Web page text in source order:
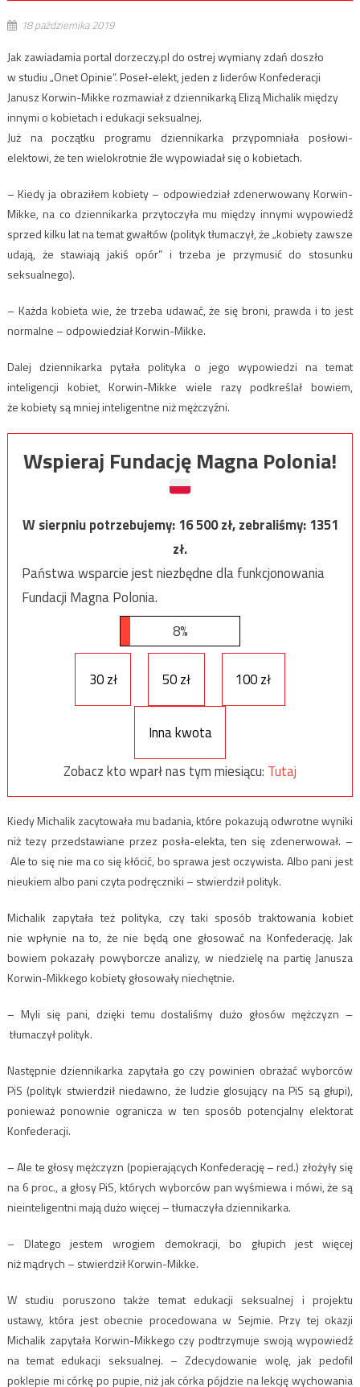
18 października 2019
Jak zawiadamia portal dorzeczy.pl do ostrej wymiany zdań doszło
w studiu „Onet Opinie”. Poseł-elekt, jeden z liderów Konfederacji
Janusz Korwin-Mikke rozmawiał z dziennikarką Elizą Michalik między
innymi o kobietach i edukacji seksualnej.
Już na początku programu dziennikarka przypomniała posłowi-
elektowi, że ten wielokrotnie źle wypowiadał się o kobietach.
– Kiedy ja obraziłem kobiety – odpowiedział zdenerwowany Korwin-
Mikke, na co dziennikarka przytoczyła mu między innymi wypowiedź
sprzed kilku lat na temat gwałtów (polityk tłumaczył, że „kobiety zawsze
udają, że stawiają jakiś opór” i trzeba je przymusić do stosunku
seksualnego).
– Każda kobieta wie, że trzeba udawać, że się broni, prawda i to jest
normalne – odpowiedział Korwin-Mikke.
Dalej dziennikarka pytała polityka o jego wypowiedzi na temat
inteligencji kobiet, Korwin-Mikke wiele razy podkreślał bowiem,
że kobiety są mniej inteligentne niż mężczyźni.
Wspieraj Fundację Magna Polonia!
W sierpniu potrzebujemy:16 500zł, zebraliśmy:1351
zł.
Państwa wsparcie jest niezbędne dla funkcjonowania
Fundacji Magna Polonia.
8%
30 zł 50 zł 100 zł
Inna kwota
Zobacz kto wparł nas tym miesiącu: Tutaj
Kiedy Michalik zacytowała mu badania, które pokazują odwrotne wyniki
niż tezy przedstawiane przez posła-elekta, ten się zdenerwował. –
Ale to się nie ma co się kłócić, bo sprawa jest oczywista. Albo pani jest
nieukiem albo pani czyta podręczniki – stwierdził polityk.
Michalik zapytała też polityka, czy taki sposób traktowania kobiet
nie wpłynie na to, że nie będą one głosować na Konfederację. Jak
bowiem pokazały powyborcze analizy, w niedzielę na partię Janusza
Korwin-Mikkego kobiety głosowały niechętnie.
– Myli się pani, dzięki temu dostaliśmy dużo głosów mężczyzn –
tłumaczył polityk.
Następnie dziennikarka zapytała go czy powinien obrażać wyborców
PiS (polityk stwierdził niedawno, że ludzie glosujący na PiS są głupi),
ponieważ ponownie ogranicza w ten sposób potencjalny elektorat
Konfederacji.
– Ale te głosy mężczyzn (popierających Konfederację – red.) złożyły się
na 6 proc., a głosy PiS, których wyborców pan wyśmiewa i mówi, że są
nieinteligentni mają dużo więcej – tłumaczyła dziennikarka.
– Dlatego jestem wrogiem demokracji, bo głupich jest więcej
niż mądrych – stwierdził Korwin-Mikke.
W studiu poruszono także temat edukacji seksualnej i projektu
ustawy, która jest obecnie procedowana w Sejmie. Przy tej okazji
Michalik zapytała Korwin-Mikkego czy podtrzymuje swoją wypowiedź
na temat edukacji seksualnej. – Zdecydowanie wolę, jak pedofil
poklepie mi córkę po pupie, niż jak córka pójdzie na lekcję wychowania